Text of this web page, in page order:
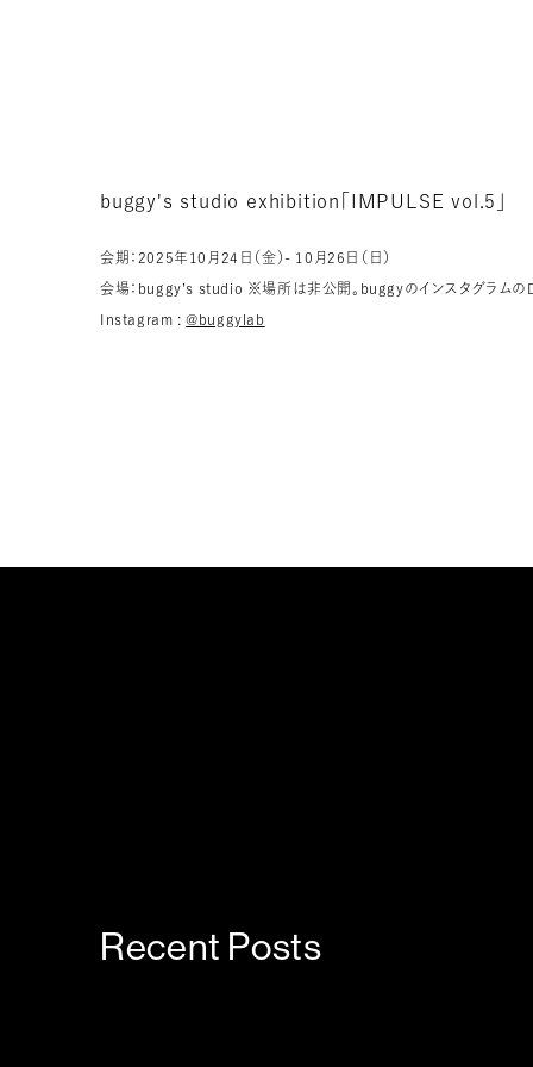
buggy's studio exhibition「IMPULSE vol.5」
会期：2025年10月24日（金）- 10月26日（日）
会場：buggy’s studio ※場所は非公開。buggyのインスタグラムの
Instagram :@buggylab
Recent Posts